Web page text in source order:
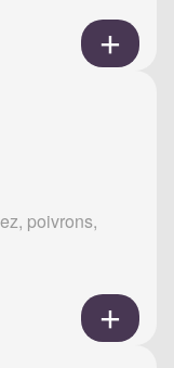
poivrons,